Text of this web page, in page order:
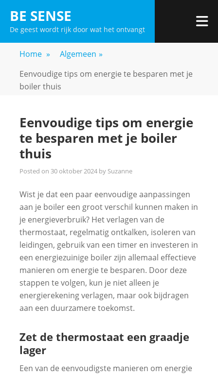
content
BE SENSE
De geest wordt rijk door wat het ontvangt
Home » Algemeen »
Eenvoudige tips om energie te besparen met je
boiler thuis
Eenvoudige tips om energie
te besparen met je boiler
thuis
Posted on 30 oktober 2024 by Suzanne
Wist je dat een paar eenvoudige aanpassingen
aan je boiler een groot verschil kunnen maken in
je energieverbruik? Het verlagen van de
thermostaat, regelmatig ontkalken, isoleren van
leidingen, gebruik van een timer en investeren in
een energiezuinige boiler zijn allemaal effectieve
manieren om energie te besparen. Door deze
stappen te volgen, kun je niet alleen je
energierekening verlagen, maar ook bijdragen
aan een duurzamere toekomst.
Zet de thermostaat een graadje
lager
Een van de eenvoudigste manieren om energie